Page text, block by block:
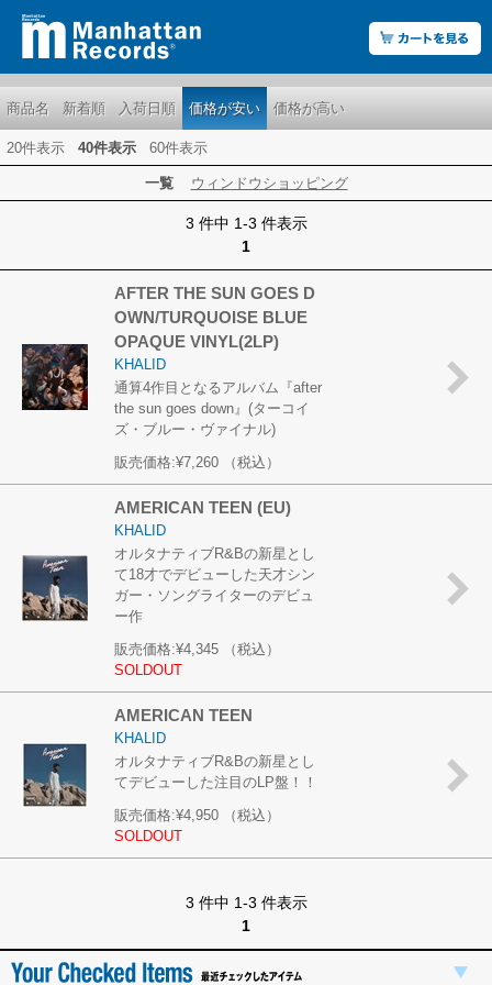
商品名 新着順 入荷日順 価格が安い 価格が高い
20件表示 40件表示 60件表示
一覧 ウィンドウショッピング
3 件中 1-3 件表示
1
AFTER THE SUN GOES D
OWN/TURQUOISE BLUE
OPAQUE VINYL(2LP)
KHALID
通算4作目となるアルバム『after
the sun goes down』(ターコイ
ズ・ブルー・ヴァイナル)
販売価格:¥7,260 （税込）
AMERICAN TEEN (EU)
KHALID
オルタナティブR&Bの新星とし
て18才でデビューした天才シン
ガー・ソングライターのデビュ
ー作
販売価格:¥4,345
（税込）
SOLDOUT
AMERICAN TEEN
KHALID
オルタナティブR&Bの新星とし
てデビューした注目のLP盤！！
販売価格:¥4,950
（税込）
SOLDOUT
3 件中 1-3 件表示
1